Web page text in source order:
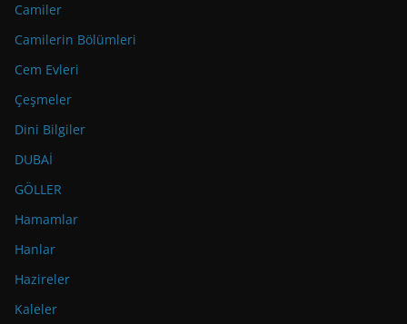
Camiler
Camilerin Bölümleri
Cem Evleri
Çeşmeler
Dini Bilgiler
DUBAİ
GÖLLER
Hamamlar
Hanlar
Hazireler
Kaleler